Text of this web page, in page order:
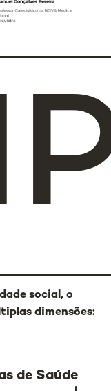
social, o
dimensões:
de Saúde